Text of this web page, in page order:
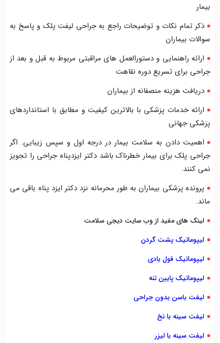
بیمار
ذکر تمام نکات و توضیحات راجع به جراحی لیفت پلک و پاسخ به
سوالات بیماران
ارائه راهنمایی و دستورالعمل های مراقبتی مربوط به قبل و بعد از
جراحی برای تسریع دوره نقاهت
دریافت هزینه منصفانه از بیماران
ارائه خدمات پزشکی با بالاترین کیفیت و مطابق با استانداردهای
پزشکی جهانی
اهمیت دادن به سلامت بیمار در درجه اول و سپس زیبایی. اگر
جراحی پلک برای بیمار خطرناک باشد دکتر ایزدپناه جراحی را تجویز
نمی کنند.
پرونده پزشکی بیماران به طور محرمانه نزد دکتر ایزد پناه باقی می
ماند.
لینک های مفید از وب سایت دیجی سلامت
لیپوماتیک پشت گردن
لیپوماتیک فول بادی
لیپوماتیک پایین تنه
لیفت باسن بدون جراحی
لیفت سینه با نخ
لیفت سینه با لیزر